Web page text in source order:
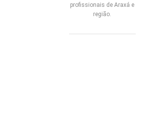
profissionais de Araxá e
região.